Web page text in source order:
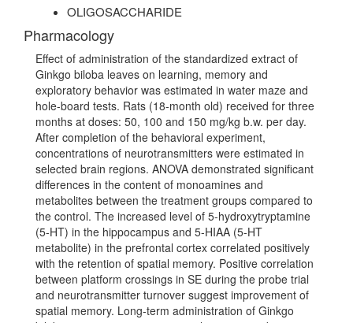
OLIGOSACCHARIDE
Pharmacology
Effect of administration of the standardized extract of
Ginkgo biloba leaves on learning, memory and
exploratory behavior was estimated in water maze and
hole-board tests. Rats (18-month old) received for three
months at doses: 50, 100 and 150 mg/kg b.w. per day.
After completion of the behavioral experiment,
concentrations of neurotransmitters were estimated in
selected brain regions. ANOVA demonstrated significant
differences in the content of monoamines and
metabolites between the treatment groups compared to
the control. The increased level of 5-hydroxytryptamine
(5-HT) in the hippocampus and 5-HIAA (5-HT
metabolite) in the prefrontal cortex correlated positively
with the retention of spatial memory. Positive correlation
between platform crossings in SE during the probe trial
and neurotransmitter turnover suggest improvement of
spatial memory. Long-term administration of Ginkgo